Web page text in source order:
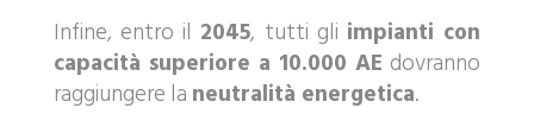
Infine, entro il 2045, tutti gli impianti con
capacità superiore a 10.000 AE dovranno
raggiungere laneutralità energetica.